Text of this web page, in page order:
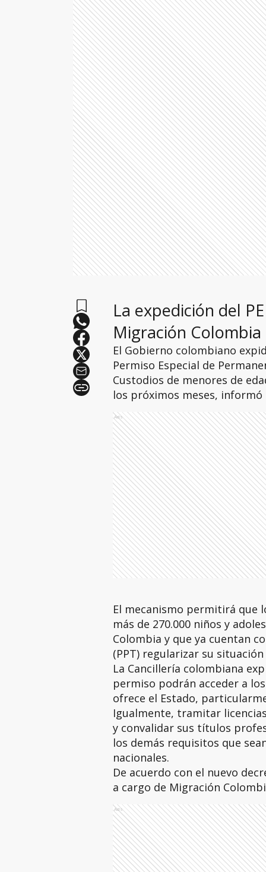
La expedición del
Migración Colombia
El Gobierno colombiano
Permiso Especial de
Custodios de menores de
los próximos meses, informó
Ads
El mecanismo permitirá que
más de 270.000 niños y
Colombia y que ya cuentan
(PPT) regularizar su
La Cancillería colombiana
permiso podrán acceder a
ofrece el Estado,
Igualmente, tramitar
y convalidar sus títulos
los demás requisitos que
nacionales.
De acuerdo con el nuevo
a cargo de Migración
Ads